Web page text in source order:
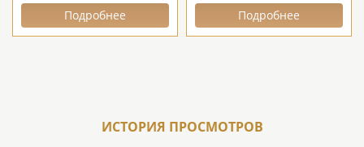
Подробнее Подробнее
ИСТОРИЯ ПРОСМОТРОВ